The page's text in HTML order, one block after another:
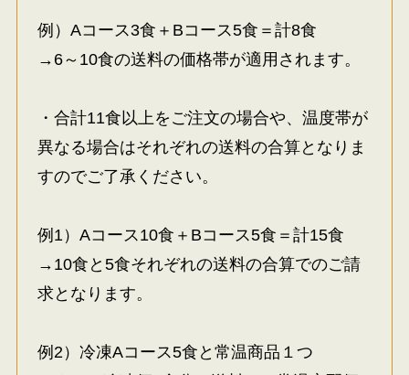
例）Aコース3食＋Bコース5食＝計8食
→6～10食の送料の価格帯が適用されます。
・合計11食以上をご注文の場合や、温度帯が
異なる場合はそれぞれの送料の合算となりま
すのでご了承ください。
例1）Aコース10食＋Bコース5食＝計15食
→10食と5食それぞれの送料の合算でのご請
求となります。
例2）冷凍Aコース5食と常温商品１つ